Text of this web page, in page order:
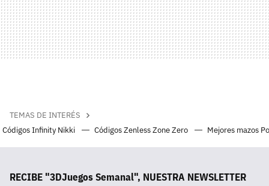
TEMAS DE INTERÉS
Códigos Infinity Nikki
Códigos Zenless Zone Zero Mejores mazos
RECIBE "3DJuegos Semanal", NUESTRA NEWSLETTER